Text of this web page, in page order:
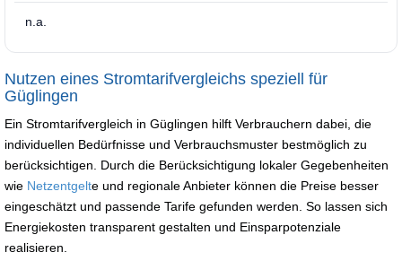
n.a.
Nutzen eines Stromtarifvergleichs speziell für
Güglingen
Ein Stromtarifvergleich in Güglingen hilft Verbrauchern dabei, die
individuellen Bedürfnisse und Verbrauchsmuster bestmöglich zu
berücksichtigen. Durch die Berücksichtigung lokaler Gegebenheiten
wie Netzentgelte und regionale Anbieter können die Preise besser
eingeschätzt und passende Tarife gefunden werden. So lassen sich
Energiekosten transparent gestalten und Einsparpotenziale
realisieren.